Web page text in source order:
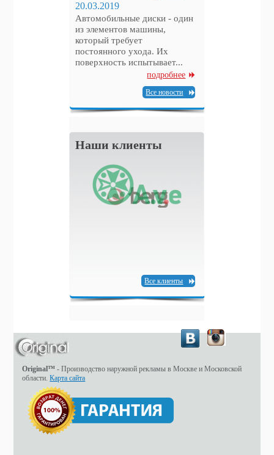
20.03.2019
Автомобильные диски - один
из элементов машины,
который требует
постоянного ухода. Их
поверхность испытывает...
подробнее
Все новости
Наши клиенты
Все клиенты
Original™ - Производство наружной рекламы в Москве и Московской
области.Карта сайта